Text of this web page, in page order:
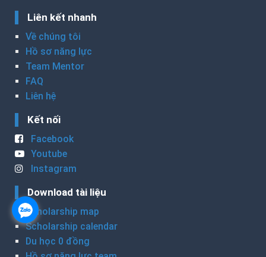
Liên kết nhanh
Về chúng tôi
Hồ sơ năng lực
Team Mentor
FAQ
Liên hệ
Kết nối
Facebook
Youtube
Instagram
Download tài liệu
Scholarship map
Scholarship calendar
Du học 0 đồng